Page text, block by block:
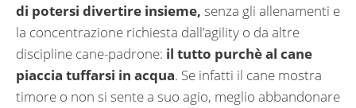
di potersi divertire insieme, senza gli allenamenti e
la concentrazione richiesta dall’agility o da altre
discipline cane-padrone: il tutto purchè al cane
piaccia tuffarsi in acqua. Se infatti il cane mostra
timore o non si sente a suo agio, meglio abbandonare